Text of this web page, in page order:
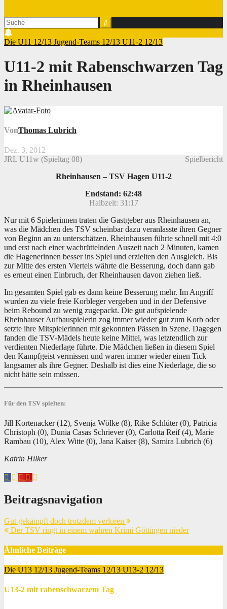
Die U11 12/13 Jugend-Teams 12/13 U11-2 12/13
U11-2 mit Rabenschwarzen Tag
in Rheinhausen
VonThomas Lubrich
Dez. 3, 2012
JRL U11w (Spieltag 08)
Spielbericht
Rheinhausen – TSV Hagen U11-2
Endstand: 62:48
Halbzeit: 31:17
Nur mit 6 Spielerinnen traten die Gastgeber aus Rheinhausen an,
was die Mädchen des TSV scheinbar dazu veranlasste ihren Gegner
von Beginn an zu unterschätzen. Rheinhausen führte schnell mit 4:0
und erst nach einer wachrüttelnden Auszeit nach 2 Minuten, kamen
die Hagenerinnen besser ins Spiel und erzielten den Ausgleich. Bis
zur Mitte des ersten Viertels währte die Besserung, doch dann gab
es erneut einen Einbruch, der Rheinhausen davon ziehen ließ.
Im gesamten Spiel gab es dann keine Besserung mehr. Im Angriff
wurden zu viele freie Korbleger vergeben und in der Defensive
beim Rebound zu wenig zugepackt. Die gut aufspielende
Rheinhauser Aufbauspielerin zog immer wieder gut zum Korb oder
setzte ihre Mitspielerinnen mit gekonnten Pässen in Szene. Dagegen
fanden die TSV-Mädels heute keine Mittel, was letztendlich zur
verdienten Niederlage führte. Die Mädchen ließen in diesem Spiel
den Kampfgeist vermissen und waren immer wieder einen Tick
langsamer als ihre Gegner. Deshalb ist dies eine Niederlage, die so
nicht hätte sein müssen.
Für den TSV spielten:
Jill Kortenacker (12), Svenja Wölke (8), Rike Schlüter (0), Patricia
Christoph (0), Dunia Casas Schriever (0), Carlotta Reif (4), Marie
Rambau (10), Alex Witte (0), Jana Kaiser (8), Samira Lubrich (6)
Katrin Hilker
Beitragsnavigation
Gut gekämpft doch trotzdem verloren
Der TSV ringt in einem wahren Krimi Göttingen nieder
Ähnliche Beiträge
Die U13 12/13 Jugend-Teams 12/13 U13-2 12/13
U13-2 mit rabenschwarzem Tag